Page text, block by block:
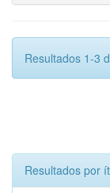
Resultados 1-3
Resultados por